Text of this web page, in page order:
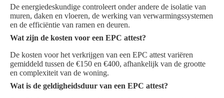
De energiedeskundige controleert onder andere de isolatie van
muren, daken en vloeren, de werking van verwarmingssystemen
en de efficiëntie van ramen en deuren.
Wat zijn de kosten voor een EPC attest?
De kosten voor het verkrijgen van een EPC attest variëren
gemiddeld tussen de €150 en €400, afhankelijk van de grootte
en complexiteit van de woning.
Wat is de geldigheidsduur van een EPC attest?